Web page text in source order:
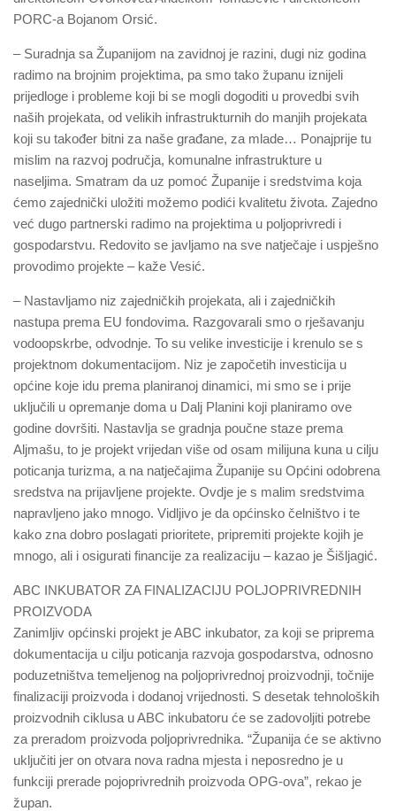
PORC-a Bojanom Orsić.
– Suradnja sa Županijom na zavidnoj je razini, dugi niz godina
radimo na brojnim projektima, pa smo tako županu iznijeli
prijedloge i probleme koji bi se mogli dogoditi u provedbi svih
naših projekata, od velikih infrastrukturnih do manjih projekata
koji su također bitni za naše građane, za mlade… Ponajprije tu
mislim na razvoj područja, komunalne infrastrukture u
naseljima. Smatram da uz pomoć Županije i sredstvima koja
ćemo zajednički uložiti možemo podići kvalitetu života. Zajedno
već dugo partnerski radimo na projektima u poljoprivredi i
gospodarstvu. Redovito se javljamo na sve natječaje i uspješno
provodimo projekte – kaže Vesić.
– Nastavljamo niz zajedničkih projekata, ali i zajedničkih
nastupa prema EU fondovima. Razgovarali smo o rješavanju
vodoopskrbe, odvodnje. To su velike investicije i krenulo se s
projektnom dokumentacijom. Niz je započetih investicija u
općine koje idu prema planiranoj dinamici, mi smo se i prije
uključili u opremanje doma u Dalj Planini koji planiramo ove
godine dovršiti. Nastavlja se gradnja poučne staze prema
Aljmašu, to je projekt vrijedan više od osam milijuna kuna u cilju
poticanja turizma, a na natječajima Županije su Općini odobrena
sredstva na prijavljene projekte. Ovdje je s malim sredstvima
napravljeno jako mnogo. Vidljivo je da općinsko čelništvo i te
kako zna dobro poslagati prioritete, pripremiti projekte kojih je
mnogo, ali i osigurati financije za realizaciju – kazao je Šišljagić.
ABC INKUBATOR ZA FINALIZACIJU POLJOPRIVREDNIH
PROIZVODA
Zanimljiv općinski projekt je ABC inkubator, za koji se priprema
dokumentacija u cilju poticanja razvoja gospodarstva, odnosno
poduzetništva temeljenog na poljoprivrednoj proizvodnji, točnije
finalizaciji proizvoda i dodanoj vrijednosti. S desetak tehnoloških
proizvodnih ciklusa u ABC inkubatoru će se zadovoljiti potrebe
za preradom proizvoda poljoprivrednika. “Županija će se aktivno
uključiti jer on otvara nova radna mjesta i neposredno je u
funkciji prerade pojoprivrednih proizvoda OPG-ova”, rekao je
župan.